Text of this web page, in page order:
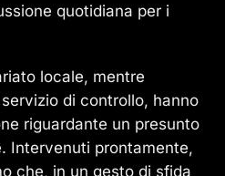
quotidiana per i
locale, mentre
di controllo, hanno
riguardante un presunto
Intervenuti prontamente,
che, in un gesto di sfida